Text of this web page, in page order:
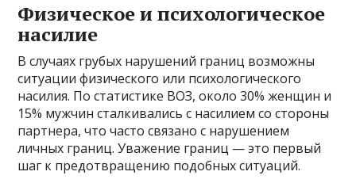
Физическое и психологическое
насилие
В случаях грубых нарушений границ возможны
ситуации физического или психологического
насилия. По статистике ВОЗ, около 30% женщин и
15% мужчин сталкивались с насилием со стороны
партнера, что часто связано с нарушением
личных границ. Уважение границ — это первый
шаг к предотвращению подобных ситуаций.